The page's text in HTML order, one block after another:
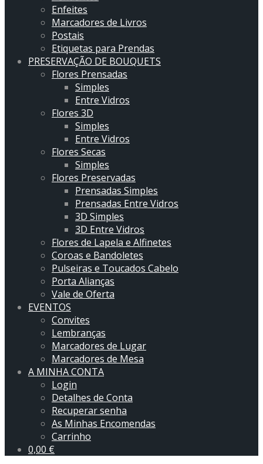
Enfeites
Marcadores de Livros
Postais
Etiquetas para Prendas
PRESERVAÇÃO DE BOUQUETS
Flores Prensadas
Simples
Entre Vidros
Flores 3D
Simples
Entre Vidros
Flores Secas
Simples
Flores Preservadas
Prensadas Simples
Prensadas Entre Vidros
3D Simples
3D Entre Vidros
Flores de Lapela e Alfinetes
Coroas e Bandoletes
Pulseiras e Toucados Cabelo
Porta Alianças
Vale de Oferta
EVENTOS
Convites
Lembranças
Marcadores de Lugar
Marcadores de Mesa
A MINHA CONTA
Login
Detalhes de Conta
Recuperar senha
As Minhas Encomendas
Carrinho
0,00 €